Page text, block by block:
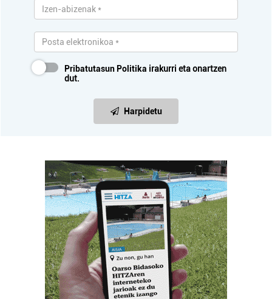
Pribatutasun Politika irakurri eta onartzen
dut.
Harpidetu